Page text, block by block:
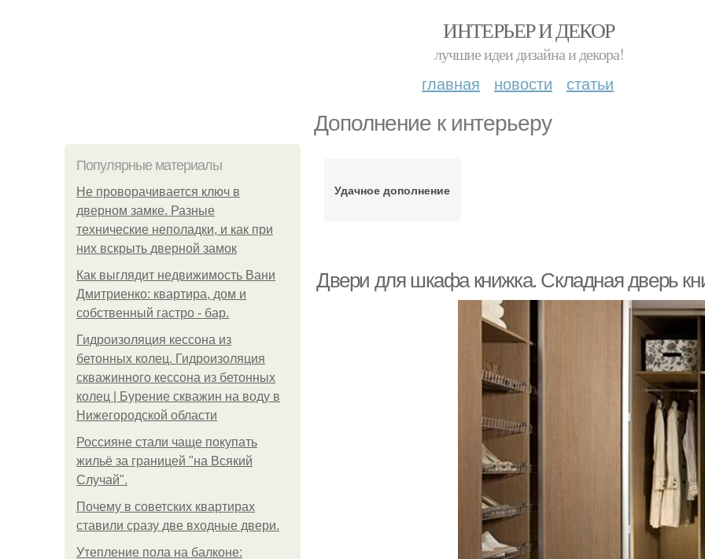
ИНТЕРЬЕР И ДЕКОР
лучшие идеи дизайна и декора!
главная новости статьи
Дополнение к интерьеру
Популярные материалы
Не проворачивается ключ в
дверном замке. Разные
технические неполадки, и как при
них вскрыть дверной замок
Как выглядит недвижимость Вани
Дмитриенко: квартира, дом и
собственный гастро - бар.
Гидроизоляция кессона из
бетонных колец. Гидроизоляция
скважинного кессона из бетонных
колец | Бурение скважин на воду в
Нижегородской области
Россияне стали чаще покупать
жильё за границей "на Всякий
Случай".
Почему в советских квартирах
ставили сразу две входные двери.
Утепление пола на балконе:
Удачное дополнение
Двери для шкафа книжка. Складная дверь